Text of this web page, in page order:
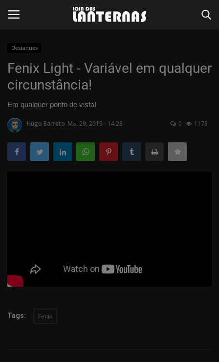
Página Inicial
Reviews
Lanternas
Apoio Desporto
Comunidade
Destaques
Fenix Light - Variável em qualquer
circunstância!
Em qualquer ponto de vista!
Hugo Barreto Mai 29, 2019 - 14:28 0 1178
Tags: Fenix